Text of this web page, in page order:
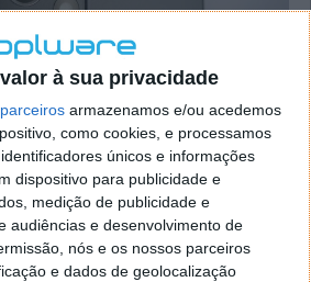
à sua privacidade
parceiros armazenamos e/ou acedemos
como cookies, e processamos
únicos e informações
dispositivo para publicidade e
medição de publicidade e
audiências e desenvolvimento de
nós e os nossos parceiros
e dados de geolocalização
sensor de imagem